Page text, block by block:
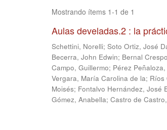
Mostrando ítems 1-1 de 1
Aulas develadas.2 : la
Schettini, Norelli; Soto Ortiz, José
Becerra, John Edwin; Bernal
Campo, Guillermo; Pérez
Vergara, María Carolina de la; Ríos
Moisés; Fontalvo Hernández, José
Gómez, Anabella; Castro de